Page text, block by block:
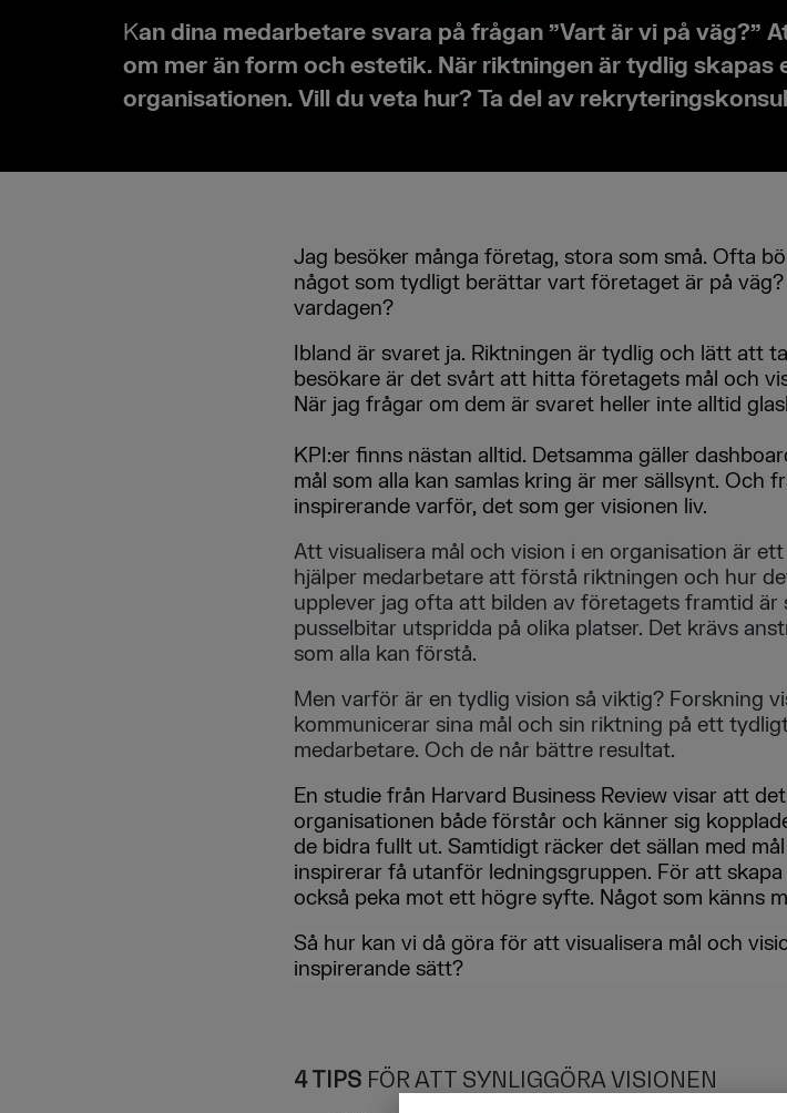
Kan dina medarbetare svara på frågan ”Vart är vi på väg?”
om mer än form och estetik. När riktningen är tydlig skapas
organisationen. Vill du veta hur? Ta del av
Jag besöker många företag, stora som små. Ofta
något som tydligt berättar vart företaget är på
vardagen?
Ibland är svaret ja. Riktningen är tydlig och lätt att
besökare är det svårt att hitta företagets mål och
När jag frågar om dem är svaret heller inte alltid
KPI:er finns nästan alltid. Detsamma gäller
mål som alla kan samlas kring är mer sällsynt.
inspirerande varför, det som ger visionen liv.
Att visualisera mål och vision i en organisation är
hjälper medarbetare att förstå riktningen och hur
upplever jag ofta att bilden av företagets framtid är
pusselbitar utspridda på olika platser. Det krävs
som alla kan förstå.
Men varför är en tydlig vision så viktig? Forskning
kommunicerar sina mål och sin riktning på ett
medarbetare. Och de når bättre resultat.
En studie från Harvard Business Review visar att
organisationen både förstår och känner sig
de bidra fullt ut. Samtidigt räcker det sällan med
inspirerar få utanför ledningsgruppen. För att
också peka mot ett högre syfte. Något som känns
Så hur kan vi då göra för att visualisera mål och
inspirerande sätt?
4 TIPS FÖR ATT SYNLIGGÖRA VISIONEN